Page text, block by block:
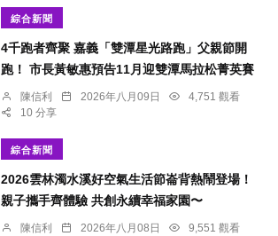
綜合新聞
4千跑者齊聚 嘉義「雙潭星光路跑」父親節開
跑！ 市長黃敏惠預告11月迎雙潭馬拉松菁英賽
陳信利 2026年八月09日
4,751 觀看
10 分享
綜合新聞
2026雲林濁水溪好空氣生活節崙背熱鬧登場！
親子攜手齊體驗 共創永續幸福家園〜
陳信利 2026年八月08日
9,551 觀看